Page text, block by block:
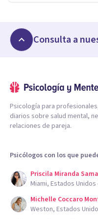
Consulta a
Psicología para
diarios sobre salud mental,
relaciones de pareja.
Psicólogos con los que
Priscila Miranda
Miami, Estados
Michelle Coccaro
Weston, Estados